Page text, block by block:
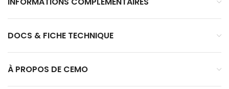
DOCS & FICHE TECHNIQUE
À PROPOS DE CEMO